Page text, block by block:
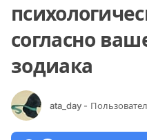
согласно
зодиака
ata_day -